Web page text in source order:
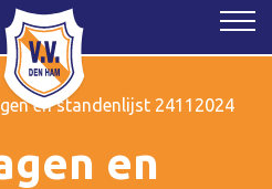
en standenlijst 24112024
en